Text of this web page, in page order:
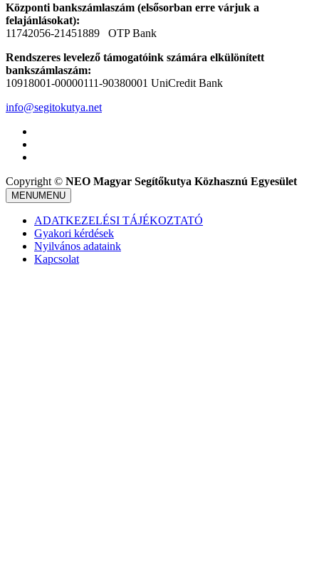
Központi bankszámlaszám (elsősorban erre várjuk a
felajánlásokat):
11742056-21451889 OTP Bank
Rendszeres levelező támogatóink számára elkülönített
bankszámlaszám:
10918001-00000111-90380001 UniCredit Bank
info@segitokutya.net
Copyright © NEO Magyar Segítőkutya Közhasznú Egyesület
MENUMENU
ADATKEZELÉSI TÁJÉKOZTATÓ
Gyakori kérdések
Nyilvános adataink
Kapcsolat